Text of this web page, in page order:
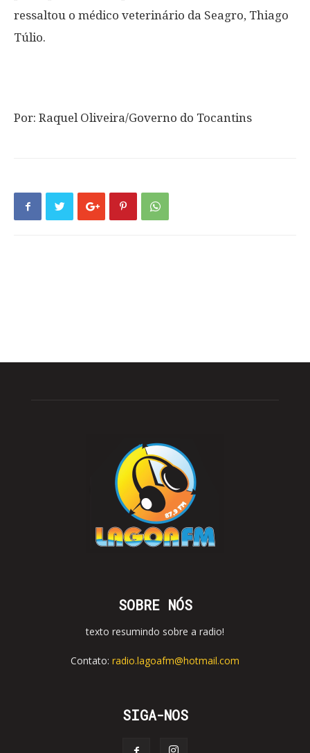
ressaltou o médico veterinário da Seagro, Thiago
Túlio.
Por: Raquel Oliveira/Governo do Tocantins
SOBRE NÓS
texto resumindo sobre a radio!
Contato: radio.lagoafm@hotmail.com
SIGA-NOS